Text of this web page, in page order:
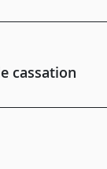
cassation